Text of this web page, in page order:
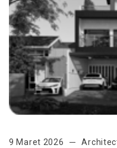
9 Maret 2026